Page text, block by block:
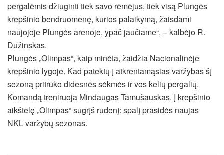
pergalėmis džiuginti tiek savo rėmėjus, tiek visą Plungės
krepšinio bendruomenę, kurios palaikymą, žaisdami
naujojoje Plungės arenoje, ypač jaučiame“, – kalbėjo R.
Dužinskas.
Plungės „Olimpas“, kaip minėta, žaidžia Nacionalinėje
krepšinio lygoje. Kad patektų į atkrentamąsias varžybas šį
sezoną pritrūko didesnės sėkmės ir vos kelių pergalių.
Komandą treniruoja Mindaugas Tamušauskas. Į krepšinio
aikštelę „Olimpas“ sugrįš rudenį: spalį prasidės naujas
NKL varžybų sezonas.